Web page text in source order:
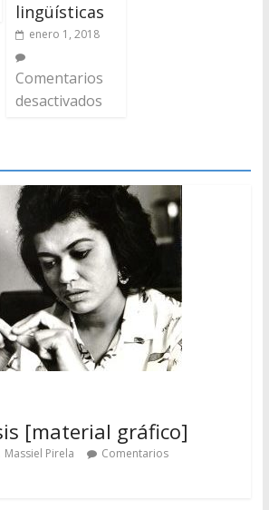
lingüísticas
enero 1, 2018
Comentarios
desactivados
[material gráfico]
Massiel Pirela
Comentarios